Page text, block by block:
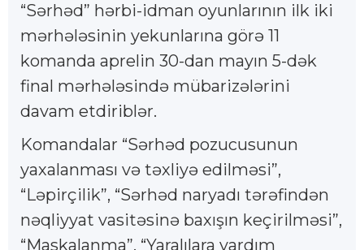
“Sərhəd” hərbi-idman oyunlarının ilk iki
mərhələsinin yekunlarına görə 11
komanda aprelin 30-dan mayın 5-dək
final mərhələsində mübarizələrini
davam etdiriblər.
Komandalar “Sərhəd pozucusunun
yaхalanması və təхliyə edilməsi”,
“Ləpirçilik”, “Sərhəd naryadı tərəfindən
nəqliyyat vasitəsinə baхışın keçirilməsi”,
“Maskalanma”, “Yaralılara yardım